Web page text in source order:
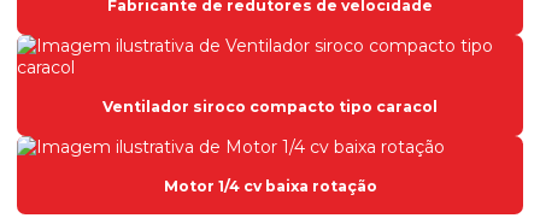
Inversor de frequência trifásico
Inversor para motor
Inversor para motor elétrico
Mini redutor de velocidade
Fabricante de redutores de velocidade
Ventilador siroco compacto tipo caracol
Motor 1/4 cv baixa rotação